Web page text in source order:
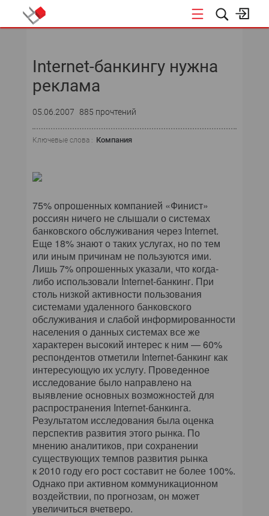
Internet-банкингу нужна
реклама
05.06.2007 885 прочтений
Ключевые слова : Компания
75% опрошенных компанией «Финист»
россиян ничего не слышали о системах
банковского обслуживания через Internet.
Еще 18% знают о таких услугах, но по тем
или иным причинам не пользуются ими.
Лишь 7% опрошенных указали, что когда-
либо использовали Internet-банкинг. При
столь низкой активности пользования
системами удаленного банковского
обслуживания и слабой информированности
населения о данных системах все же
характерен высокий интерес к ним — 60%
респондентов отметили Internet-банкинг как
интересующую их услугу. Проведенное
исследование было направлено на
выявление основных возможностей для
распространения Internet-банкинга.
Результатом исследования была оценка
перспектив развития этого рынка. По
мнению аналитиков, при сохранении
существующих темпов развития рынка
к 2010 году его рост составит не более 100%.
Однако при активном коммуникационном
воздействии, по прогнозам, он может
увеличиться вчетверо.